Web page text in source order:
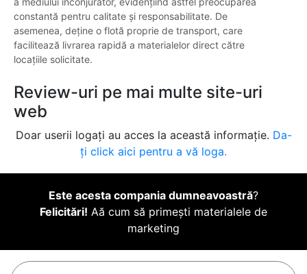
constantă pentru calitate și responsabilitate. De
asemenea, deține o flotă proprie de transport, care
facilitează livrarea rapidă a materialelor direct către
locațiile solicitate.
Review-uri pe mai multe site-uri
web
Doar userii logați au acces la această informație. Da-
ți click aici pentru a vă loga.
Este acesta compania dumneavoastră?
Felicitări! Aă cum să primești materialele de
marketing